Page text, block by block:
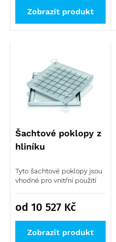
Zobrazit produkt
Šachtové poklopy z
hliníku
Tyto šachtové poklopy jsou
vhodné pro vnitřní použití
od 10 527 Kč
Zobrazit produkt